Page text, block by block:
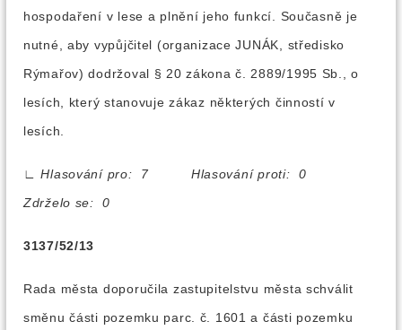
hospodaření v lese a plnění jeho funkcí. Současně je
nutné, aby vypůjčitel (organizace JUNÁK, středisko
Rýmařov) dodržoval § 20 zákona č. 2889/1995 Sb., o
lesích, který stanovuje zákaz některých činností v
lesích.
∟
Hlasování pro: 7 Hlasování proti: 0
Zdrželo se: 0
3137/52/13
Rada města doporučila zastupitelstvu města schválit
směnu části pozemku parc. č. 1601 a části pozemku